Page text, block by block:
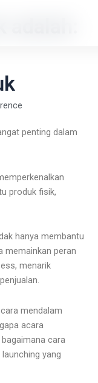
penting dalam
produk fisik,
hanya membantu
memainkan peran
menarik
mendalam
acara
cara
yang